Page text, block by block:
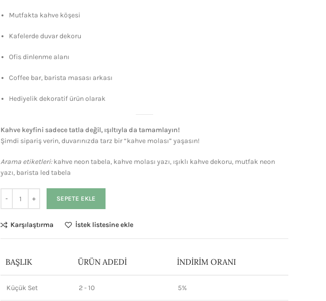
Mutfakta kahve köşesi
Kafelerde duvar dekoru
Ofis dinlenme alanı
Coffee bar, barista masası arkası
Hediyelik dekoratif ürün olarak
Kahve keyfini sadece tatla değil, ışıltıyla da tamamlayın!
Şimdi sipariş verin, duvarınızda tarz bir “kahve molası” yaşasın!
Arama etiketleri:kahve neon tabela, kahve molası yazı, ışıklı kahve dekoru, mutfak neon
yazı, barista led tabela
SEPETE EKLE
Karşılaştırma İstek listesine ekle
BAŞLIK ÜRÜN ADEDI İNDIRIM ORANI
Küçük Set 2 - 10 5%